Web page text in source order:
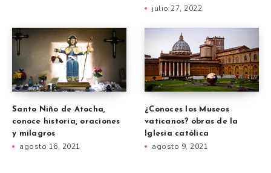
julio 27, 2022
Santo Niño de Atocha,
conoce historia, oraciones
y milagros
agosto 16, 2021
¿Conoces los Museos
vaticanos? obras de la
Iglesia católica
agosto 9, 2021